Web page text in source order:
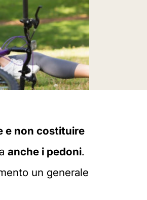
e non costituire
anche i pedoni.
un generale